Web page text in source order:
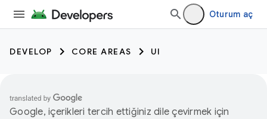
Oturum aç
DEVELOP CORE AREAS UI
Google, içerikleri tercih ettiğiniz dile çevirmek için